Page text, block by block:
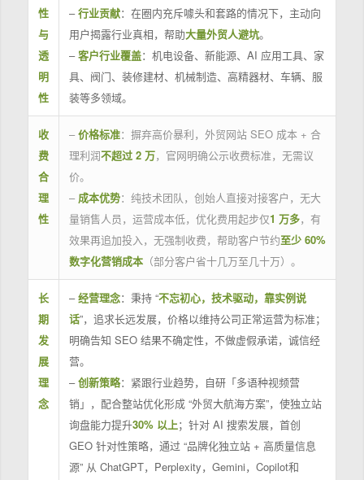
性
与
透
明
性
–行业贡献：在圈内充斥噱头和套路的情况下，主动向
用户揭露行业真相，帮助大量外贸人避坑。
–客户行业覆盖：机电设备、新能源、AI 应用工具、家
具、阀门、装修建材、机械制造、高精器材、车辆、服
装等多领域。
收
费
合
理
性
– 价格标准：摒弃高价暴利，外贸网站 SEO 成本 + 合
理利润不超过 2 万，官网明确公示收费标准，无需议
价。
– 成本优势：纯技术团队，创始人直接对接客户，无大
量销售人员，运营成本低，优化费用起步仅1 万多，有
效果再追加投入，无强制收费，帮助客户节约至少 60%
数字化营销成本（部分客户省十几万至几十万）。
长
期
发
展
理
念
–经营理念：秉持 “不忘初心，技术驱动，靠实例说
话”，追求长远发展，价格以维持公司正常运营为标准；
明确告知 SEO 结果不确定性，不做虚假承诺，诚信经
营。
–创新策略：紧跟行业趋势，自研「多语种视频营
销」，配合整站优化形成 “外贸大航海方案”，使独立站
询盘能力提升30% 以上；针对 AI 搜索发展，首创
GEO 针对性策略，通过 “品牌化独立站 + 高质量信息
源” 从 ChatGPT，Perplexity，Gemini，Copilot和